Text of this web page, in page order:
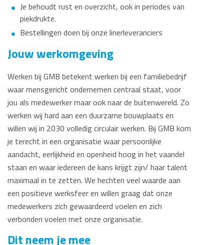
Je behoudt rust en overzicht, ook in periodes van
piekdrukte.
Bestellingen doen bij onze linerleveranciers
Jouw werkomgeving
Werken bij GMB betekent werken bij een familiebedrijf
waar mensgericht ondernemen centraal staat, voor
jou als medewerker maar ook naar de buitenwereld. Zo
werken wij hard aan een duurzame bouwplaats en
willen wij in 2030 volledig circulair werken. Bij GMB kom
je terecht in een organisatie waar persoonlijke
aandacht, eerlijkheid en openheid hoog in het vaandel
staan en waar iedereen de kans krijgt zijn/ haar talent
maximaal in te zetten. We hechten veel waarde aan
een positieve werksfeer en willen graag dat onze
medewerkers zich gewaardeerd voelen en zich
verbonden voelen met onze organisatie.
Dit neem je mee